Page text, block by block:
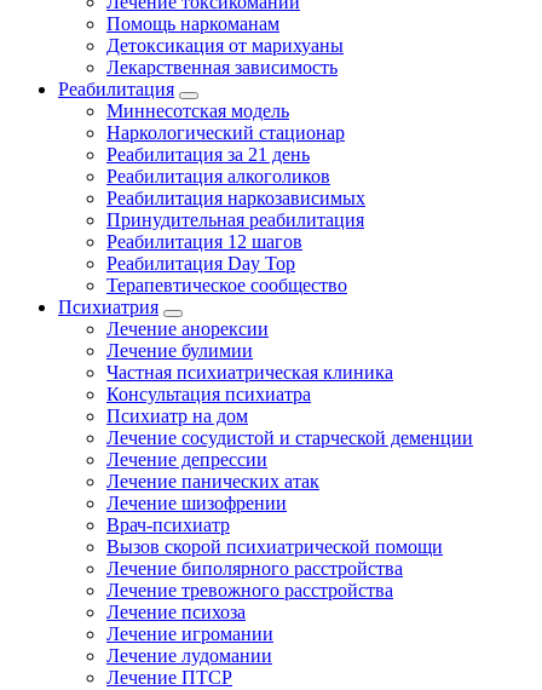
Помощь наркоманам
Детоксикация от марихуаны
Лекарственная зависимость
Реабилитация
Миннесотская модель
Наркологический стационар
Реабилитация за 21 день
Реабилитация алкоголиков
Реабилитация наркозависимых
Принудительная реабилитация
Реабилитация 12 шагов
Реабилитация Day Top
Терапевтическое сообщество
Психиатрия
Лечение анорексии
Лечение булимии
Частная психиатрическая клиника
Консультация психиатра
Психиатр на дом
Лечение сосудистой и старческой деменции
Лечение депрессии
Лечение панических атак
Лечение шизофрении
Врач-психиатр
Вызов скорой психиатрической помощи
Лечение биполярного расстройства
Лечение тревожного расстройства
Лечение психоза
Лечение игромании
Лечение лудомании
Лечение ПТСР